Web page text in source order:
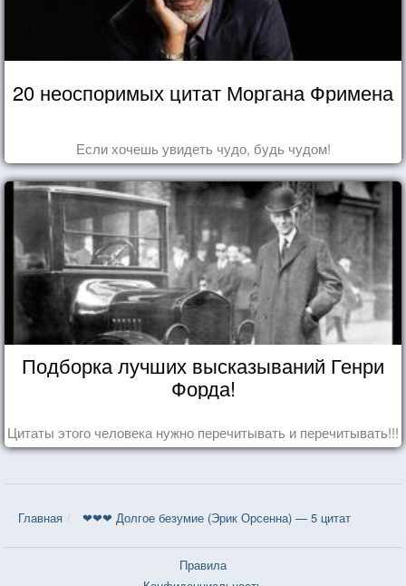
20 неоспоримых цитат Моргана Фримена
Если хочешь увидеть чудо, будь чудом!
Подборка лучших высказываний Генри
Форда!
Цитаты этого человека нужно перечитывать и перечитывать!!!
Главная ❤❤❤ Долгое безумие (Эрик Орсенна) — 5 цитат
Правила